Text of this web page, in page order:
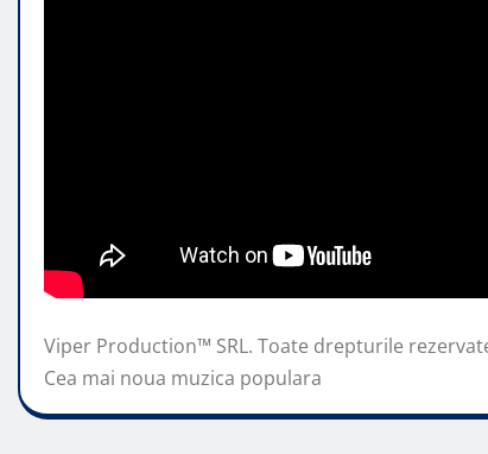
Viper Production™ SRL. Toate drepturile
Cea mai noua muzica populara